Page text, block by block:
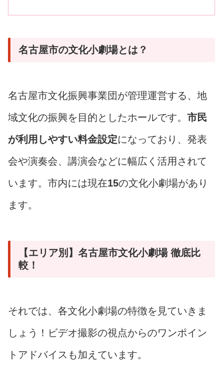
名古屋市の文化小劇場とは？
名古屋市文化振興事業団が管理運営する、地
域文化の振興を目的としたホールです。 市民
が利用しやすい料金設定になっており、発表
会や演奏会、講演会などに幅広く活用されて
います。市内には現在15の文化小劇場があり
ます。
【エリア別】名古屋市文化小劇場 徹底比
較！
それでは、各文化小劇場の特徴を見ていきま
しょう！ビデオ撮影の視点からのワンポイン
トアドバイスも加えています。